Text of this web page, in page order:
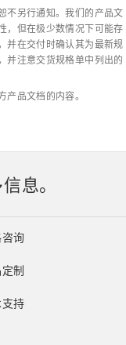
不另行通知。我们的产品文
，但在极少数情况下可能存
并在交付时确认其为最新规
并注意交货规格单中列出的
品文档的内容。
息。
询
制
持